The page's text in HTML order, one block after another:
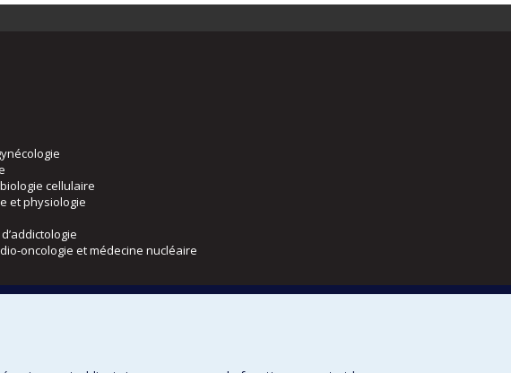
cellulaire
et physiologie
oncologie et médecine nucléaire